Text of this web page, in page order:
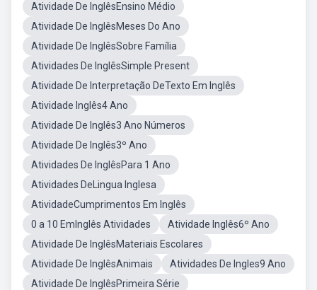
Atividade De InglêsEnsino Médio
Atividade De InglêsMeses Do Ano
Atividade De InglêsSobre Família
Atividades De InglêsSimple Present
Atividade De Interpretação DeTexto Em Inglês
Atividade Inglês4 Ano
Atividade De Inglês3 Ano Números
Atividade De Inglês3º Ano
Atividades De InglêsPara 1 Ano
Atividades DeLingua Inglesa
AtividadeCumprimentos Em Inglês
0 a 10 EmInglês Atividades
Atividade Inglês6º Ano
Atividade De InglêsMateriais Escolares
Atividade De InglêsAnimais
Atividades De Ingles9 Ano
Atividade De InglêsPrimeira Série